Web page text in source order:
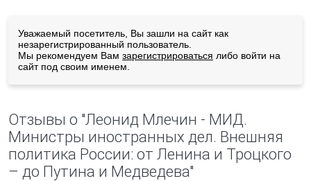
Уважаемый посетитель, Вы зашли на сайт как
незарегистрированный пользователь.
Мы рекомендуем Вам зарегистрироваться либо войти на
сайт под своим именем.
Отзывы о "Леонид Млечин - МИД.
Министры иностранных дел. Внешняя
политика России: от Ленина и Троцкого
– до Путина и Медведева"